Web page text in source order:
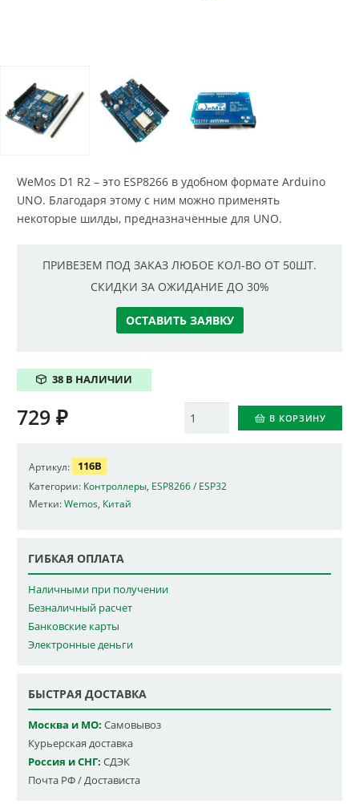
WeMos D1 R2 – это ESP8266 в удобном формате Arduino
UNO. Благодаря этому с ним можно применять
некоторые шилды, предназначенные для UNO.
ПРИВЕЗЕМ ПОД ЗАКАЗ ЛЮБОЕ КОЛ-ВО ОТ 50ШТ.
СКИДКИ ЗА ОЖИДАНИЕ ДО 30%
ОСТАВИТЬ ЗАЯВКУ
38 В НАЛИЧИИ
Количество В КОРЗИНУ
729 ₽
Артикул: 116B
Категории: Контроллеры ESP8266 / ESP32
Метки:Wemos Китай
ГИБКАЯ ОПЛАТА
Наличными при получении
Безналичный расчет
Банковские карты
Электронные деньги
БЫСТРАЯ ДОСТАВКА
Москва и МО: Самовывоз
Курьерская доставка
Россия и СНГ: СДЭК
Почта РФ / Достависта